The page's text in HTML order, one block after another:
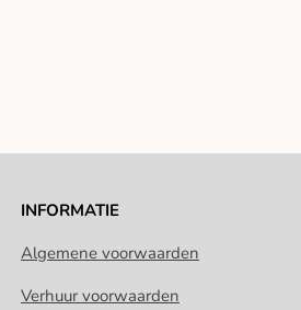
INFORMATIE
Algemene voorwaarden
Verhuur voorwaarden